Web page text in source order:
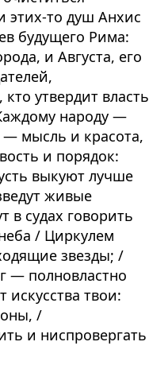
этих-то душ Анхис
будущего Рима:
и Августа, его
утвердит власть
народу —
— мысль и красота,
и порядок:
выкуют лучше
живые
в судах говорить
/ Циркулем
звезды; /
— полновластно
твои:
/
и ниспровергать